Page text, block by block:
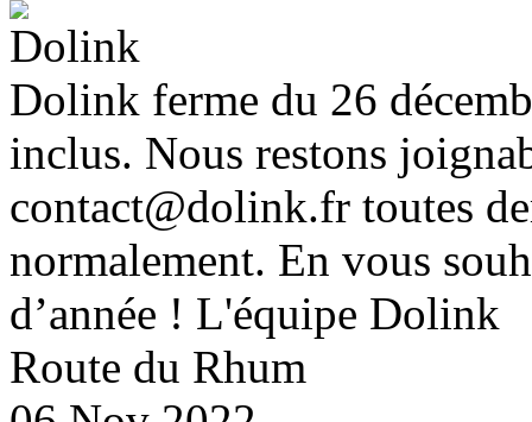
Dolink ferme du 26
inclus. Nous restons
contact@dolink.fr toutes
normalement. En vous
d’année ! L'équipe Dolink
Route du Rhum